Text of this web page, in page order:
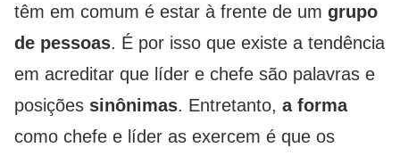
têm em comum é estar à frente de um grupo
de pessoas. É por isso que existe a tendência
em acreditar que líder e chefe são palavras e
posições sinônimas. Entretanto, a forma
como chefe e líder as exercem é que os